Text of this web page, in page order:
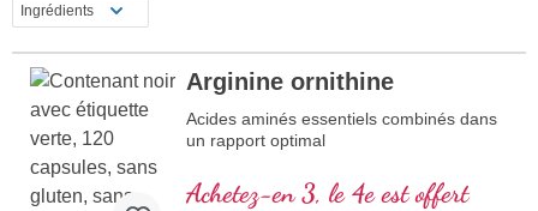
Ingrédients
Arginine ornithine
Acides aminés essentiels combinés dans
un rapport optimal
Achetez-en 3, le 4e est offert